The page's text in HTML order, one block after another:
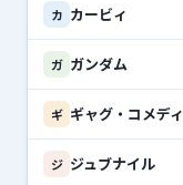
カ カービィ
ガ ガンダム
ギ ギャグ・コメディ
ジ ジュブナイル